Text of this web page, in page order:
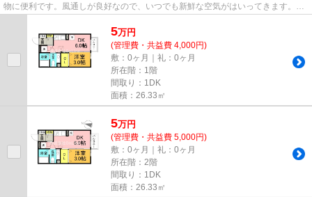
物に便利です。風通しが良好なので、いつでも新鮮な空気がはいってきます。駅
から徒歩10分の位置にある物...
5万円
(管理費・共益費 4,000円)
敷：0ヶ月｜礼：0ヶ月
所在階：1階
間取り：1DK
面積：26.33㎡
5万円
(管理費・共益費 5,000円)
敷：0ヶ月｜礼：0ヶ月
所在階：2階
間取り：1DK
面積：26.33㎡